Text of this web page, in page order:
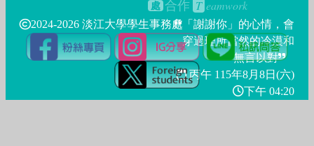
處 合作 T eamwork
2024-2026 淡江大學學生事務處 「謝謝你」的心情，會
穿過理所當然的冷漠和
無言以對
丙午 115年8月8日(六)
下午 04:20